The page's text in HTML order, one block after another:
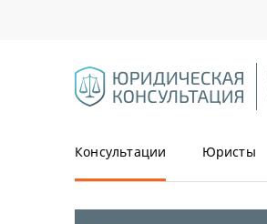
Консультации Юристы